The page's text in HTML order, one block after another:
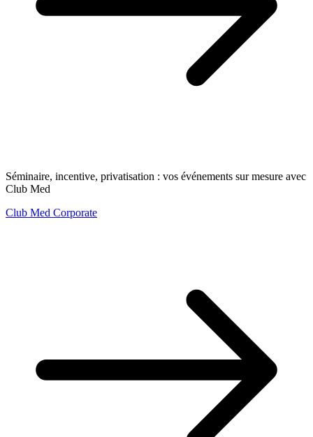
Séminaire, incentive, privatisation : vos événements sur mesure avec
Club Med
Club Med Corporate